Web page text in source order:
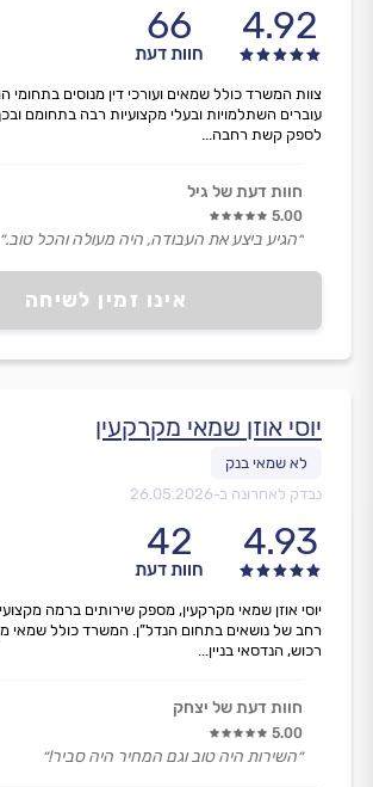
4.92
66
חוות דעת
אינו זמין לשיחה
צוות המשרד כולל שמאים ועורכי דין מנוסים בתחומי
עוברים השתלמויות ובעלי מקצועיות רבה בתחומם
לספק קשת רחבה...
חוות דעת של גיל
5.00
״הגיע ביצע את העבודה, היה מעולה והכל טוב.״
יוסי אוזן שמאי מקרקעין
נבדק לאחרונה ב-26.05.2026
4.93
42
חוות דעת
יוסי אוזן שמאי מקרקעין, מספק שירותים ברמה
רחב של נושאים בתחום הנדל”ן. המשרד כולל שמאי
רכוש, הנדסאי בניין...
חוות דעת של יצחק
5.00
״השירות היה טוב וגם המחיר היה סביר!״